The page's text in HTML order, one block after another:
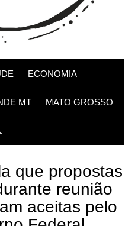
ECONOMIA
MT MATO GROSSO
que propostas
reunião
aceitas pelo